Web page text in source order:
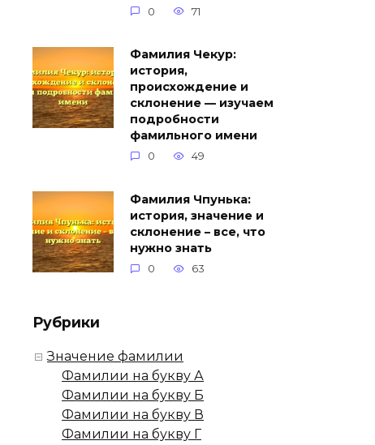
0 71
Фамилия Чекур:
история,
происхождение и
склонение — изучаем
подробности
фамильного имени
0 49
Фамилия Чпунька:
история, значение и
склонение – все, что
нужно знать
0 63
Рубрики
Значение фамилии
Фамилии на букву А
Фамилии на букву Б
Фамилии на букву В
Фамилии на букву Г